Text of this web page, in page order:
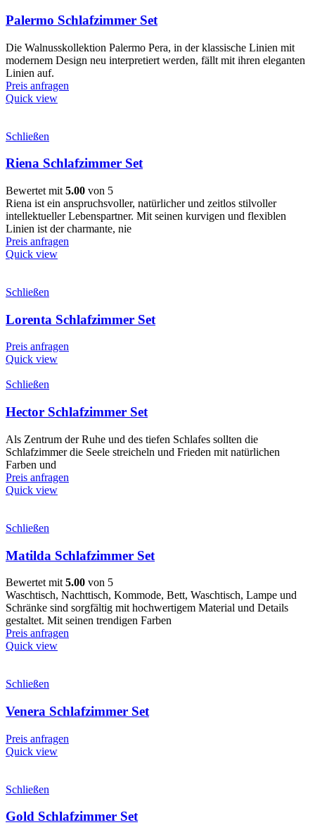
Palermo Schlafzimmer Set
Die Walnusskollektion Palermo Pera, in der klassische Linien mit
modernem Design neu interpretiert werden, fällt mit ihren eleganten
Linien auf.
Preis anfragen
Quick view
Schließen
Riena Schlafzimmer Set
Bewertet mit 5.00 von 5
Riena ist ein anspruchsvoller, natürlicher und zeitlos stilvoller
intellektueller Lebenspartner. Mit seinen kurvigen und flexiblen
Linien ist der charmante, nie
Preis anfragen
Quick view
Schließen
Lorenta Schlafzimmer Set
Preis anfragen
Quick view
Schließen
Hector Schlafzimmer Set
Als Zentrum der Ruhe und des tiefen Schlafes sollten die
Schlafzimmer die Seele streicheln und Frieden mit natürlichen
Farben und
Preis anfragen
Quick view
Schließen
Matilda Schlafzimmer Set
Bewertet mit 5.00 von 5
Waschtisch, Nachttisch, Kommode, Bett, Waschtisch, Lampe und
Schränke sind sorgfältig mit hochwertigem Material und Details
gestaltet. Mit seinen trendigen Farben
Preis anfragen
Quick view
Schließen
Venera Schlafzimmer Set
Preis anfragen
Quick view
Schließen
Gold Schlafzimmer Set